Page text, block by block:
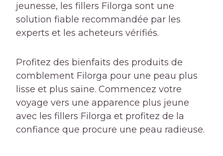
jeunesse, les fillers Filorga sont une
solution fiable recommandée par les
experts et les acheteurs vérifiés.
Profitez des bienfaits des produits de
comblement Filorga pour une peau plus
lisse et plus saine. Commencez votre
voyage vers une apparence plus jeune
avec les fillers Filorga et profitez de la
confiance que procure une peau radieuse.